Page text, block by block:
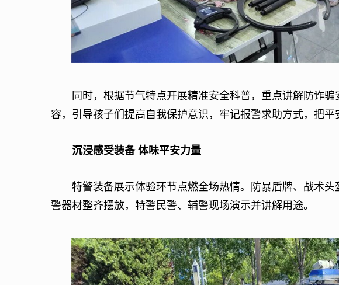
同时，根据节气特点开展精准安全科普，重点讲解防诈骗
容，引导孩子们提高自我保护意识，牢记报警求助方式，把平
沉浸感受装备 体味平安力量
特警装备展示体验环节点燃全场热情。防暴盾牌、战术头
警器材整齐摆放，特警民警、辅警现场演示并讲解用途。